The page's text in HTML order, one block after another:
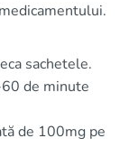
sachetele.
de minute
de 100mg pe